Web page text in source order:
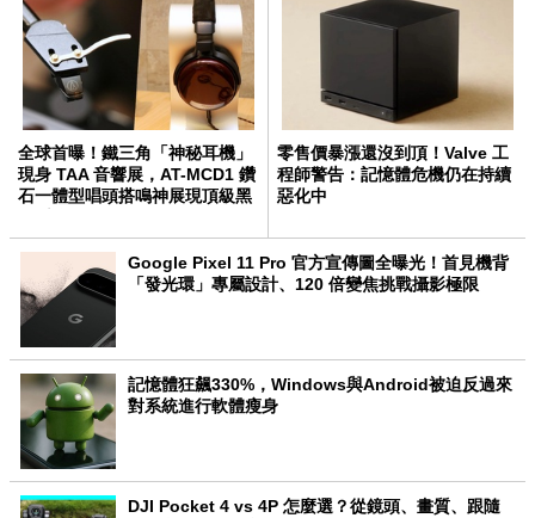
全球首曝！鐵三角「神秘耳機」
現身 TAA 音響展，AT-MCD1 鑽
石一體型唱頭搭鳴神展現頂級黑
零售價暴漲還沒到頂！Valve 工
程師警告：記憶體危機仍在持續
惡化中
Google Pixel 11 Pro 官方宣傳圖全曝光！首見機背
「發光環」專屬設計、120 倍變焦挑戰攝影極限
記憶體狂飆330%，Windows與Android被迫反過來
對系統進行軟體瘦身
DJI Pocket 4 vs 4P 怎麼選？從鏡頭、畫質、跟隨